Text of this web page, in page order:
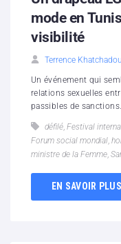
mode en
visibilité
Terrence
Un événement qui
relations sexuelles
passibles de sanctions...
défilé Festival
Forum social mondial
ministre de la Femme
EN SAVOIR PLUS